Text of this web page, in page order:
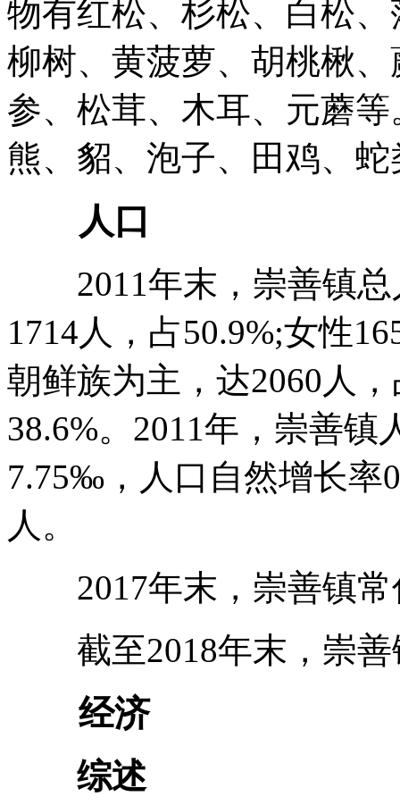
物有红松、杉松、白松
柳树、黄菠萝、胡桃楸
参、松茸、木耳、元蘑
熊、貂、泡子、田鸡、
人口
2011年末，崇善镇总
1714人，占50.9%;女性
朝鲜族为主，达2060人
38.6%。2011年，崇善
7.75‰，人口自然增长率
人。
2017年末，崇善镇常
截至2018年末，崇善
经济
综述